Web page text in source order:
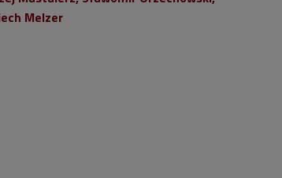
Melzer